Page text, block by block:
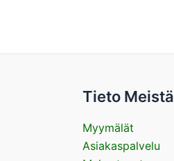
Tieto Meistä
Myymälät
Asiakaspalvelu